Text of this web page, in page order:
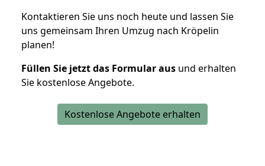
Kontaktieren Sie uns noch heute und lassen Sie
uns gemeinsam Ihren Umzug nach Kröpelin
planen!
Füllen Sie jetzt das Formular aus und erhalten
Sie kostenlose Angebote.
Kostenlose Angebote erhalten